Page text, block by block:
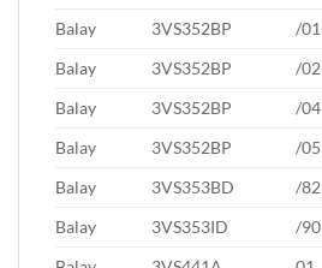
Balay
3VS352BP
/01
Balay
3VS352BP
/02
Balay
3VS352BP
/04
Balay
3VS352BP
/05
Balay
3VS353BD
/82
Balay
3VS353ID
/90